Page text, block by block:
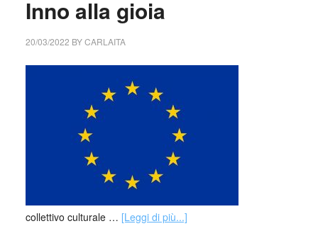
Inno alla gioia
20/03/2022 BYCARLAITA
collettivo culturale … [Leggi di più...]